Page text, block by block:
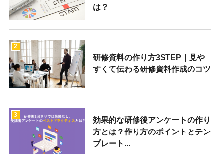
は？
2
研修資料の作り方3STEP｜見や
すくて伝わる研修資料作成のコツ
3
効果的な研修後アンケートの作り
方とは？作り方のポイントとテン
プレート...